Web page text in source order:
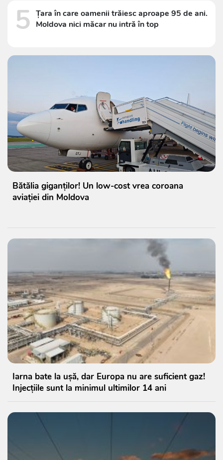
5 Țara în care oamenii trăiesc aproape 95 de ani.
Moldova nici măcar nu intră în top
Bătălia giganților! Un low-cost vrea coroana
aviației din Moldova
Iarna bate la ușă, dar Europa nu are suficient gaz!
Injecțiile sunt la minimul ultimilor 14 ani